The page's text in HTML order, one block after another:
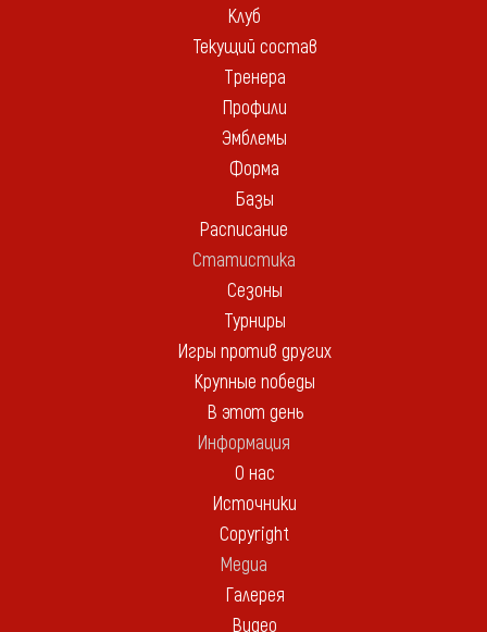
Клуб
Текущий состав
Тренера
Профили
Эмблемы
Форма
Базы
Расписание
Статистика
Сезоны
Турниры
Игры против других
Крупные победы
В этот день
Информация
О нас
Источники
Copyright
Медиа
Галерея
Видео